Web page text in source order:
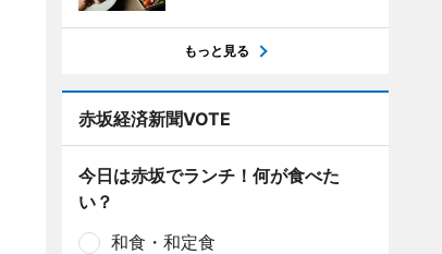
もっと見る
赤坂経済新聞VOTE
今日は赤坂でランチ！何が食べた
い？
和食・和定食